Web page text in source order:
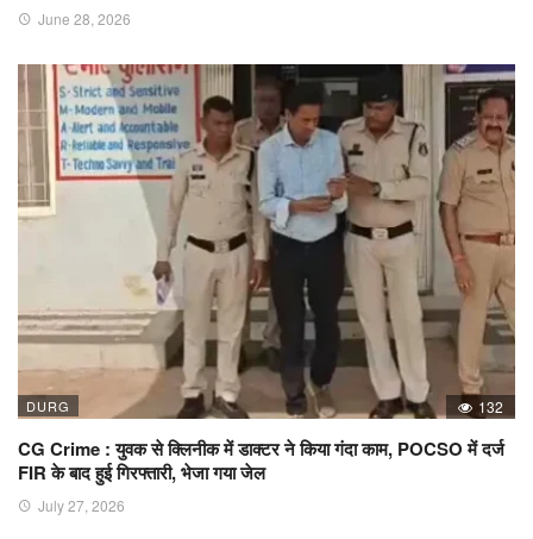
June 28, 2026
DURG 132
CG Crime : युवक से क्लिनीक में डाक्टर ने किया गंदा काम, POCSO में दर्ज
FIR के बाद हुई गिरफ्तारी, भेजा गया जेल
July 27, 2026